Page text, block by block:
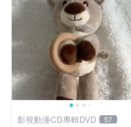
影視動漫CD專輯DVD 57